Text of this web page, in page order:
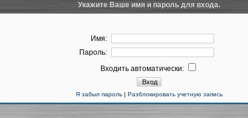
Укажите Ваше имя и пароль для входа.
Имя:
Пароль:
Входить автоматически:
Я забыл пароль| Разблокировать учетную запись